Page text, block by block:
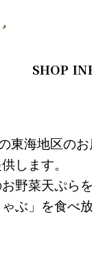
SHOP
東海地区のお
します。
野菜天ぷら
ぶ」を食べ